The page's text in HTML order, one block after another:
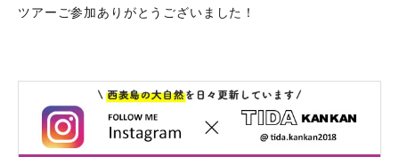
ツアーご参加ありがとうございました！